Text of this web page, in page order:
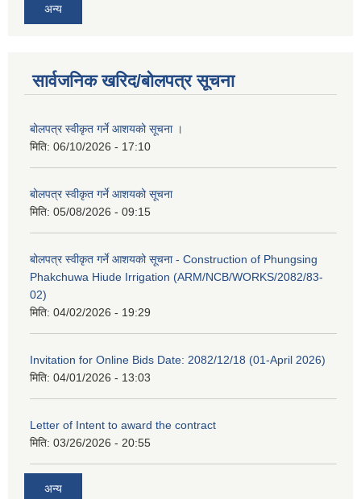
अन्य
सार्वजनिक खरिद/बोलपत्र सूचना
बोलपत्र स्वीकृत गर्ने आशयको सूचना ।
मिति: 06/10/2026 - 17:10
बोलपत्र स्वीकृत गर्ने आशयको सूचना
मिति: 05/08/2026 - 09:15
बोलपत्र स्वीकृत गर्ने आशयको सूचना - Construction of Phungsing
Phakchuwa Hiude Irrigation (ARM/NCB/WORKS/2082/83-
02)
मिति: 04/02/2026 - 19:29
Invitation for Online Bids Date: 2082/12/18 (01-April 2026)
मिति: 04/01/2026 - 13:03
Letter of Intent to award the contract
मिति: 03/26/2026 - 20:55
अन्य